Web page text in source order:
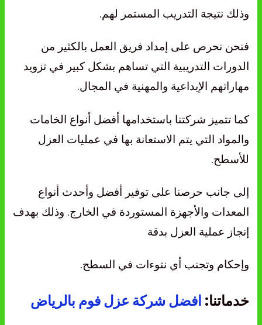
وذلك نتيجة التدريب المستمر لهم.
فنحن نحرص على إمداد فريق العمل بالكثير من
الدورات التدريبية التي تساهم بشكل كبير في تزويد
مهاراتهم الإبداعية والمهنية في المجال.
كما تتميز شركتنا باستخدامها أفضل أنواع الخامات
والمواد التي يتم الاستعانة بها في عمليات العزل
للأسطح.
إلى جانب حرصنا على توفير أفضل وأحدث أنواع
المعدات والأجهزة المستوردة في الخارج. وذلك بهدف
إنجاز عملية العزل بدقة
وإحكام وتجنب أي نتوءات في السطح.
خدماتنا: افضل شركة عزل فوم بالرياض